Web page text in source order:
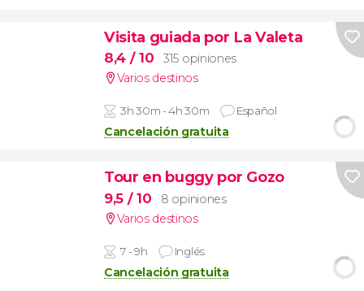
Visita guiada por La Valeta
8,4 / 10
315 opiniones
Varios destinos
3h 30m - 4h 30m Español
Cancelación gratuita
Tour en buggy por Gozo
9,5 / 10
8 opiniones
Varios destinos
7 - 9h Inglés
Cancelación gratuita